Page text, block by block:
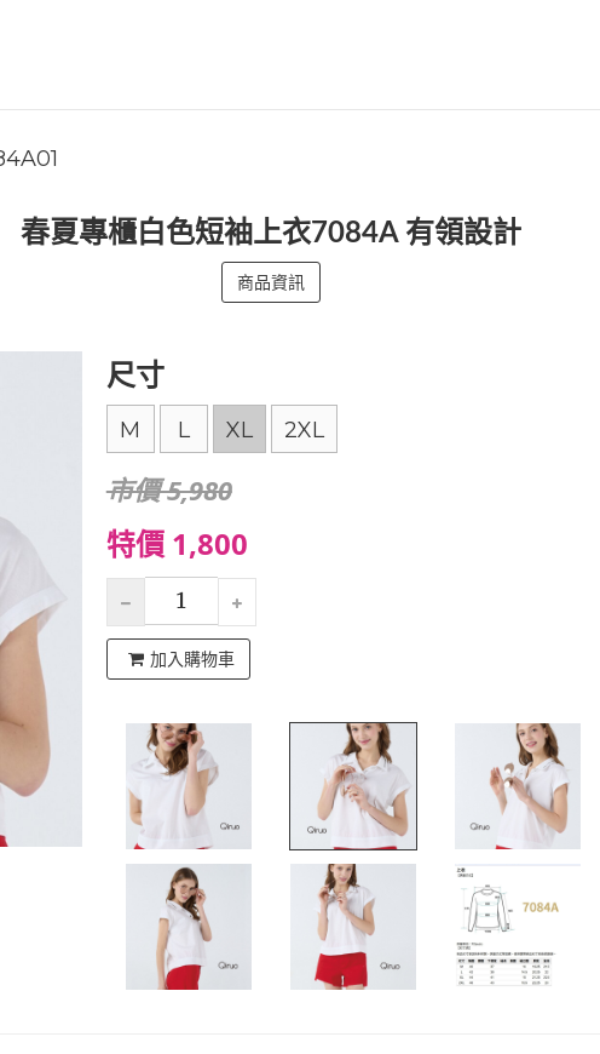
春夏專櫃白色短袖上衣7084A 有領設計
商品資訊
尺寸
M L XL 2XL
市價 5,980
特價 1,800
加入購物車